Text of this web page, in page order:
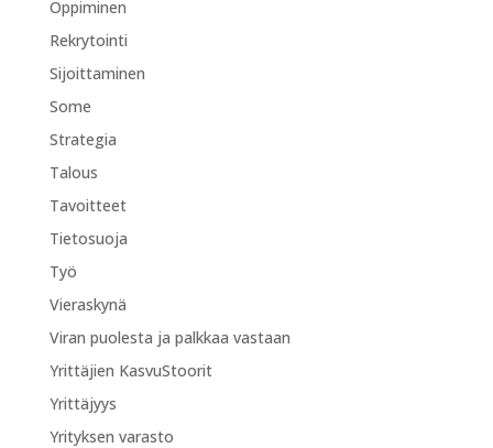
Oppiminen
Rekrytointi
Sijoittaminen
Some
Strategia
Talous
Tavoitteet
Tietosuoja
Työ
Vieraskynä
Viran puolesta ja palkkaa vastaan
Yrittäjien KasvuStoorit
Yrittäjyys
Yrityksen varasto